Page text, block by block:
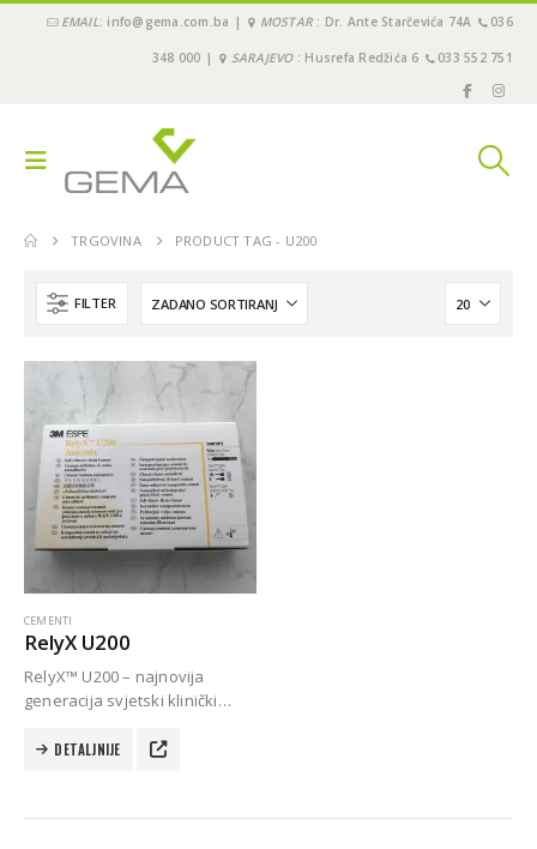
EMAIL: info@gema.com.ba | MOSTAR : Dr. Ante Starčevića 74A 036
348 000 | SARAJEVO: Husrefa Redžića 6 033 552 751
TRGOVINA PRODUCT TAG - U200
FILTER
CEMENTI
RelyX U200
RelyX™ U200 – najnovija
generacija svjetski klinički
cementa dostupna i u
DETALJNIJE